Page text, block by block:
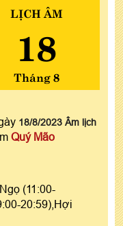
LỊCH ÂM
18
Tháng 8
18/8/2023 Âm lịch
Quý Mão
(11:00-
20:59),Hợi